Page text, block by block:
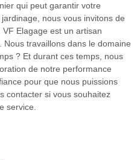
qui peut garantir votre
nous vous invitons de
Elagage est un artisan
travaillons dans le domaine
? Et durant ces temps, nous
de notre performance
pour que nous puissions
contacter si vous souhaitez
service.